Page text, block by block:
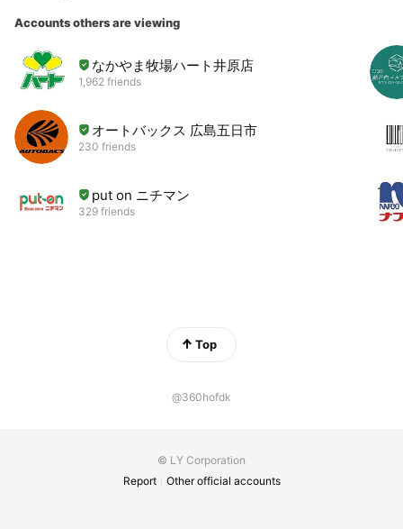
Accounts others are viewing
なかやま牧場ハート井原店
1,962 friends
オートバックス 広島五日市
230 friends
put on ニチマン
329 friends
Top
@360hofdk
© LY Corporation
Report
Other official accounts